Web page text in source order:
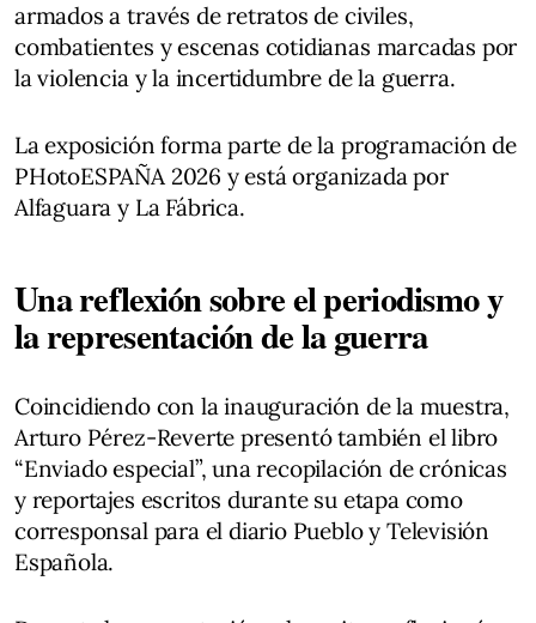
armados a través de retratos de civiles,
combatientes y escenas cotidianas marcadas por
la violencia y la incertidumbre de la guerra.
La exposición forma parte de la programación de
PHotoESPAÑA 2026 y está organizada por
Alfaguara y La Fábrica.
Una reflexión sobre el periodismo y
la representación de la guerra
Coincidiendo con la inauguración de la muestra,
Arturo Pérez-Reverte presentó también el libro
“Enviado especial”, una recopilación de crónicas
y reportajes escritos durante su etapa como
corresponsal para el diario Pueblo y Televisión
Española.